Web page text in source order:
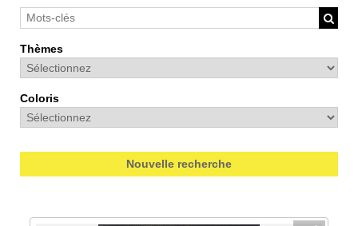
Thèmes
Coloris
Nouvelle recherche